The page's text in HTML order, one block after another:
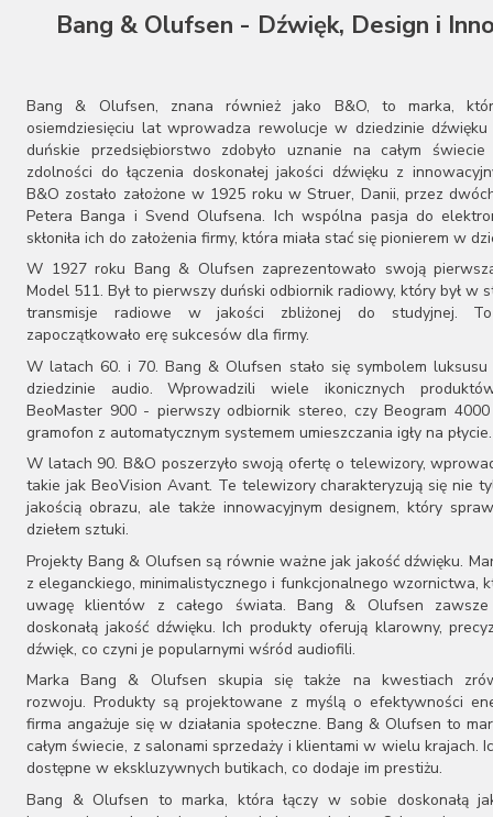
ToppingBang & Olufsen - Dźwięk, Design i
Bang & Olufsen, znana również jako B&O, to marka,
osiemdziesięciu lat wprowadza rewolucje w dziedzinie
duńskie przedsiębiorstwo zdobyło uznanie na całym
zdolności do łączenia doskonałej jakości dźwięku z
B&O zostało założone w 1925 roku w Struer, Danii, przez
Petera Banga i Svend Olufsena. Ich wspólna pasja do
skłoniła ich do założenia firmy, która miała stać się pionierem w
W 1927 roku Bang & Olufsen zaprezentowało swoją
Model 511. Był to pierwszy duński odbiornik radiowy, który był w
transmisje radiowe w jakości zbliżonej do studyjnej.
zapoczątkowało erę sukcesów dla firmy.
W latach 60. i 70. Bang & Olufsen stało się symbolem
dziedzinie audio. Wprowadzili wiele ikonicznych
BeoMaster 900 - pierwszy odbiornik stereo, czy Beogram
gramofon z automatycznym systemem umieszczania igły na płycie.
W latach 90. B&O poszerzyło swoją ofertę o telewizory,
takie jak BeoVision Avant. Te telewizory charakteryzują się nie
jakością obrazu, ale także innowacyjnym designem, który
dziełem sztuki.
Projekty Bang & Olufsen są równie ważne jak jakość dźwięku.
z eleganckiego, minimalistycznego i funkcjonalnego wzornictwa,
uwagę klientów z całego świata. Bang & Olufsen
doskonałą jakość dźwięku. Ich produkty oferują klarowny,
dźwięk, co czyni je popularnymi wśród audiofili.
Marka Bang & Olufsen skupia się także na kwestiach
rozwoju. Produkty są projektowane z myślą o efektywności
firma angażuje się w działania społeczne. Bang & Olufsen to
całym świecie, z salonami sprzedaży i klientami w wielu krajach.
dostępne w ekskluzywnych butikach, co dodaje im prestiżu.
Bang & Olufsen to marka, która łączy w sobie doskonałą